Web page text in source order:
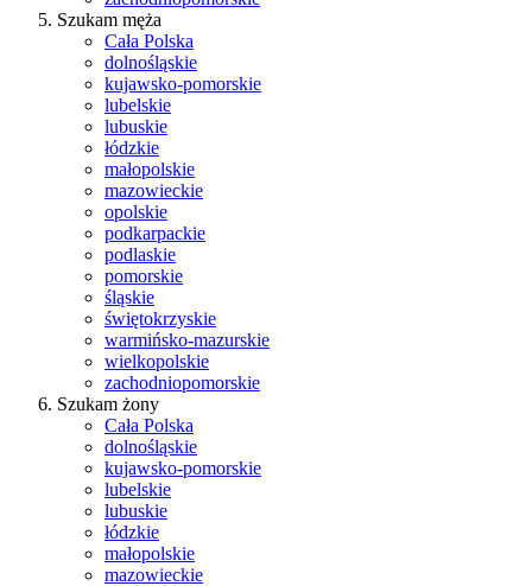
Szukam męża
Cała Polska
dolnośląskie
kujawsko-pomorskie
lubelskie
lubuskie
łódzkie
małopolskie
mazowieckie
opolskie
podkarpackie
podlaskie
pomorskie
śląskie
świętokrzyskie
warmińsko-mazurskie
wielkopolskie
zachodniopomorskie
Szukam żony
Cała Polska
dolnośląskie
kujawsko-pomorskie
lubelskie
lubuskie
łódzkie
małopolskie
mazowieckie